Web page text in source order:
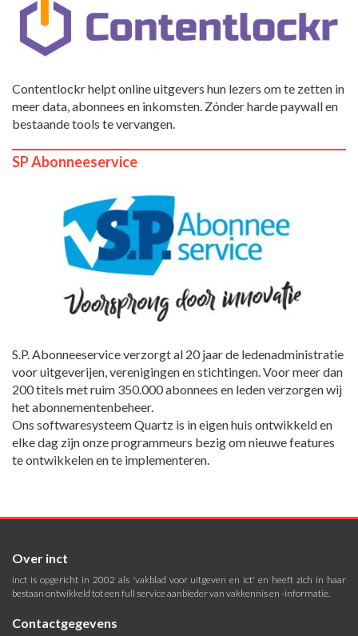
Contentlockr helpt online uitgevers hun lezers om te zetten in
meer data, abonnees en inkomsten. Zónder harde paywall en
bestaande tools te vervangen.
SP Abonneeservice
S.P. Abonneeservice verzorgt al 20 jaar de ledenadministratie
voor uitgeverijen, verenigingen en stichtingen. Voor meer dan
200 titels met ruim 350.000 abonnees en leden verzorgen wij
het abonnementenbeheer.
Ons softwaresysteem Quartz is in eigen huis ontwikkeld en
elke dag zijn onze programmeurs bezig om nieuwe features
te ontwikkelen en te implementeren.
Over inct
inct is opgericht in 2002 als 'vakblad voor uitgeven en ict' en heeft zich in haar
bestaan ontwikkeld tot een full service aanbieder van vakkennis en -informatie.
Contactgegevens